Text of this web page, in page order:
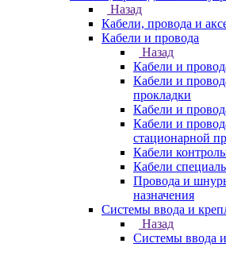
Назад
Кабели, провода и
Кабели и провода
Назад
Кабели и
Кабели и
прокладки
Кабели и
Кабели и
стационарной
Кабели
Кабели
Провода и
назначения
Системы ввода и
Назад
Системы ввода